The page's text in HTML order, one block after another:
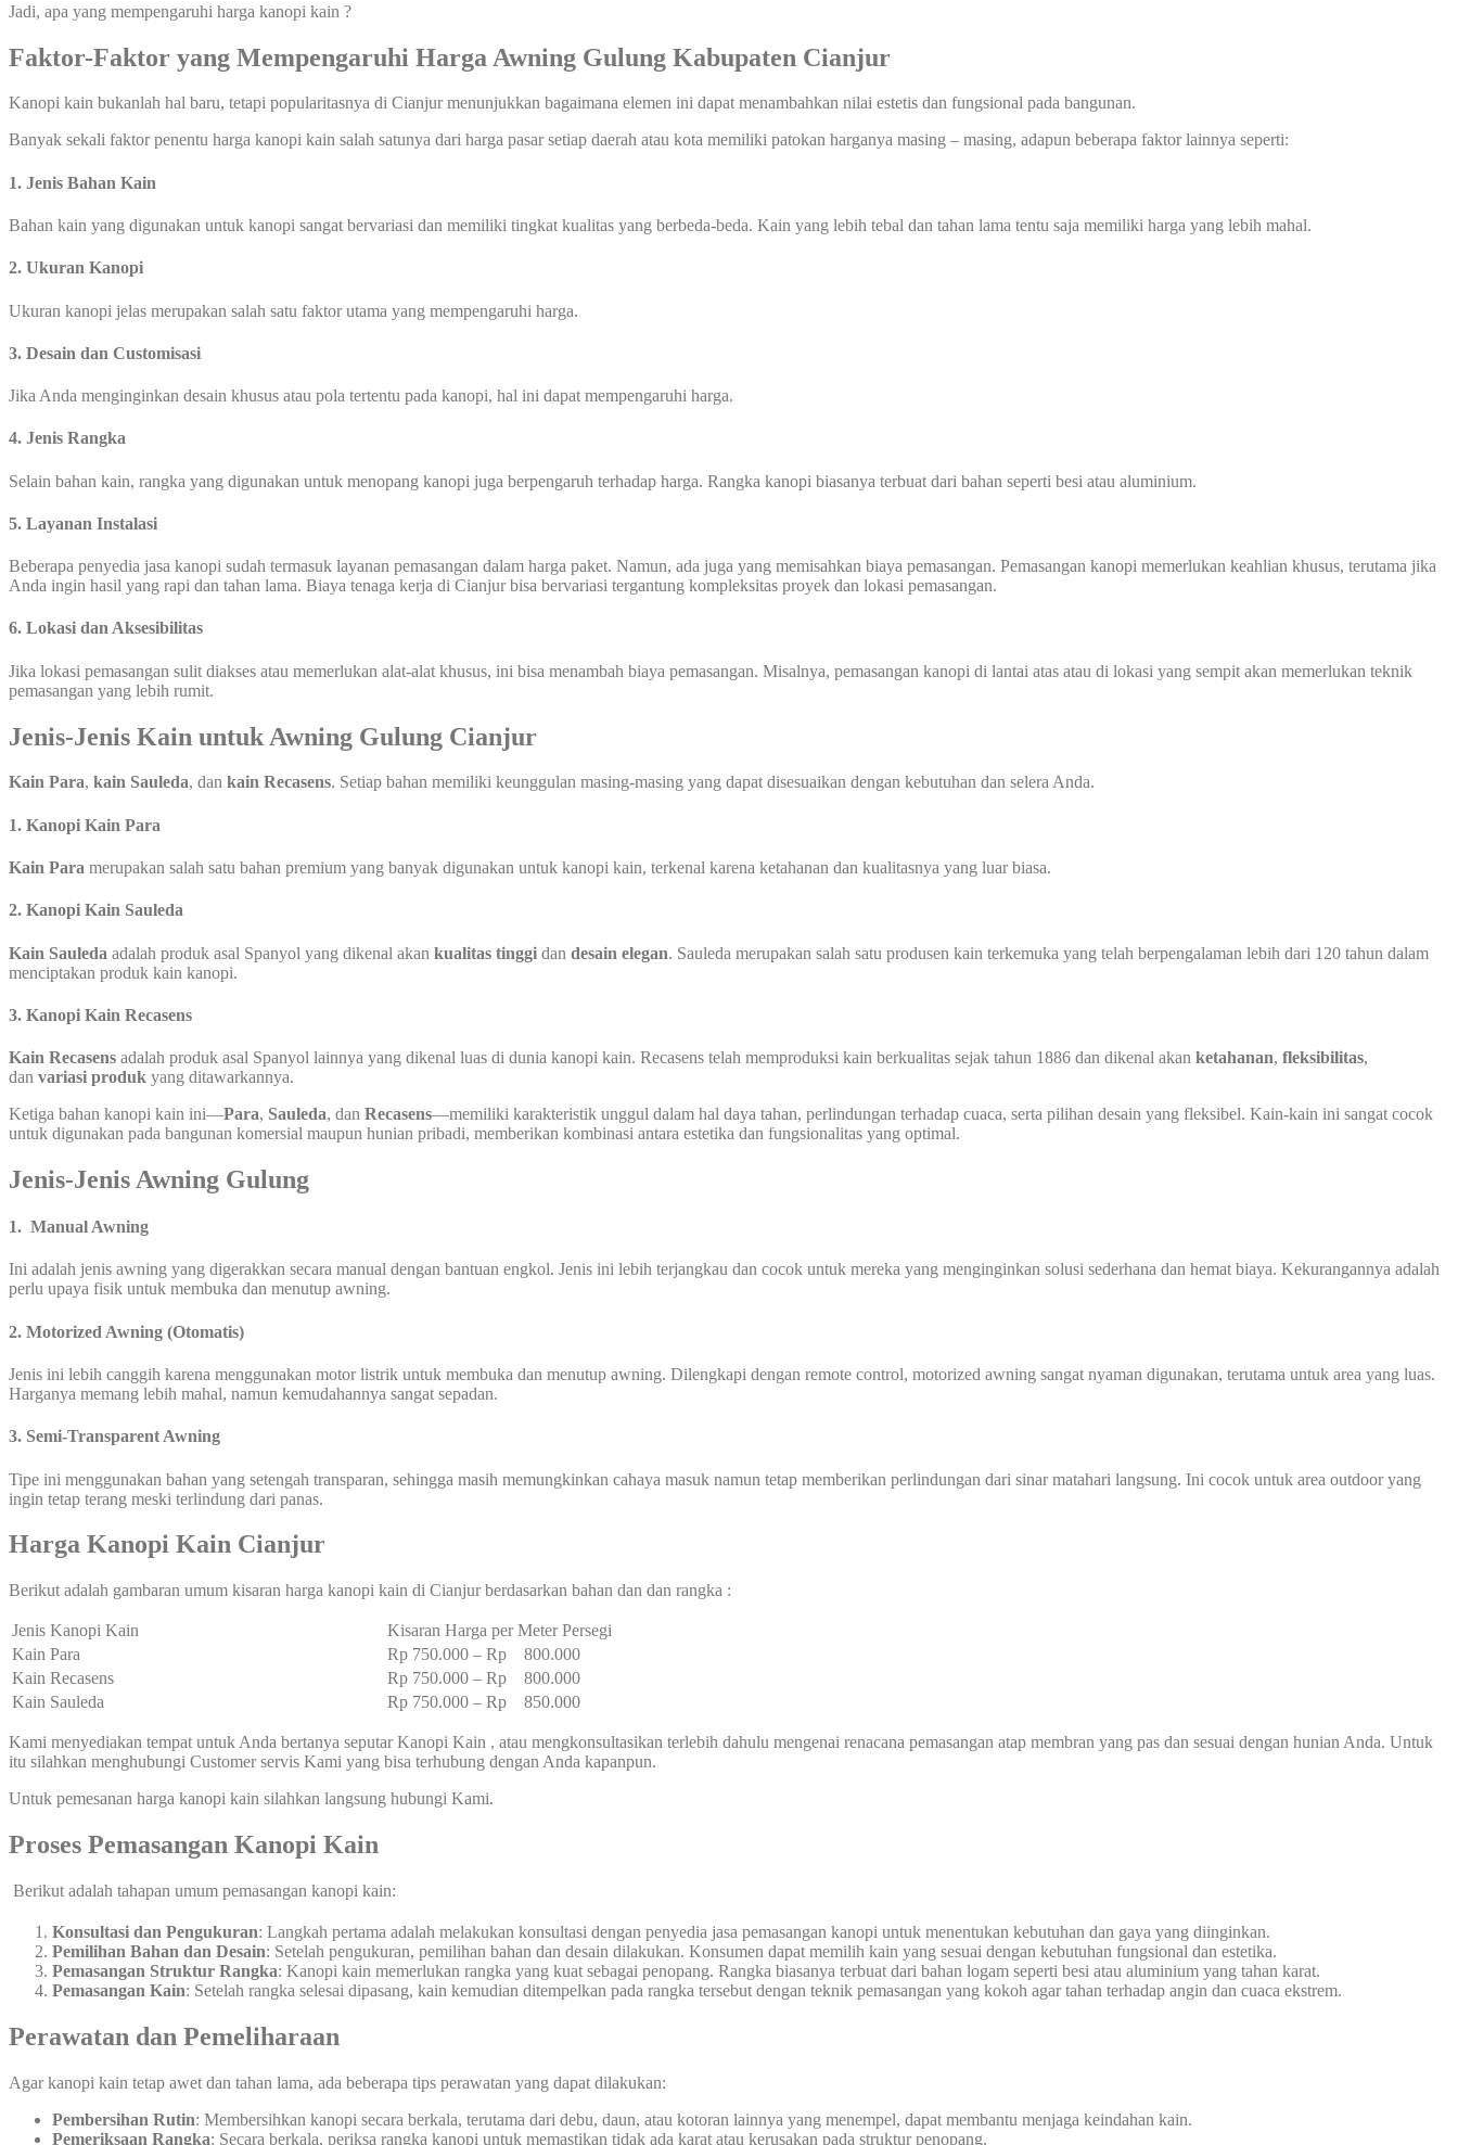
Jadi, apa yang mempengaruhi harga kanopi kain ?
Faktor-Faktor yang Mempengaruhi Harga Awning Gulung Kabupaten Cianjur
Kanopi kain bukanlah hal baru, tetapi popularitasnya di Cianjur menunjukkan bagaimana elemen ini dapat menambahkan nilai estetis dan fungsional pada bangunan.
Banyak sekali faktor penentu harga kanopi kain salah satunya dari harga pasar setiap daerah atau kota memiliki patokan harganya masing – masing, adapun beberapa faktor lainnya seperti:
1. Jenis Bahan Kain
Bahan kain yang digunakan untuk kanopi sangat bervariasi dan memiliki tingkat kualitas yang berbeda-beda. Kain yang lebih tebal dan tahan lama tentu saja memiliki harga yang lebih mahal.
2. Ukuran Kanopi
Ukuran kanopi jelas merupakan salah satu faktor utama yang mempengaruhi harga.
3. Desain dan Customisasi
Jika Anda menginginkan desain khusus atau pola tertentu pada kanopi, hal ini dapat mempengaruhi harga.
4. Jenis Rangka
Selain bahan kain, rangka yang digunakan untuk menopang kanopi juga berpengaruh terhadap harga. Rangka kanopi biasanya terbuat dari bahan seperti besi atau aluminium.
5. Layanan Instalasi
Beberapa penyedia jasa kanopi sudah termasuk layanan pemasangan dalam harga paket. Namun, ada juga yang memisahkan biaya pemasangan. Pemasangan kanopi memerlukan keahlian khusus, terutama jika
Anda ingin hasil yang rapi dan tahan lama. Biaya tenaga kerja di Cianjur bisa bervariasi tergantung kompleksitas proyek dan lokasi pemasangan.
6. Lokasi dan Aksesibilitas
Jika lokasi pemasangan sulit diakses atau memerlukan alat-alat khusus, ini bisa menambah biaya pemasangan. Misalnya, pemasangan kanopi di lantai atas atau di lokasi yang sempit akan memerlukan teknik
pemasangan yang lebih rumit.
Jenis-Jenis Kain untuk Awning Gulung Cianjur
Kain Para, kain Sauleda, dan kain Recasens. Setiap bahan memiliki keunggulan masing-masing yang dapat disesuaikan dengan kebutuhan dan selera Anda.
1. Kanopi Kain Para
Kain Para merupakan salah satu bahan premium yang banyak digunakan untuk kanopi kain, terkenal karena ketahanan dan kualitasnya yang luar biasa.
2. Kanopi Kain Sauleda
Kain Sauleda adalah produk asal Spanyol yang dikenal akan kualitas tinggi dan desain elegan. Sauleda merupakan salah satu produsen kain terkemuka yang telah berpengalaman lebih dari 120 tahun dalam
menciptakan produk kain kanopi.
3. Kanopi Kain Recasens
Kain Recasens adalah produk asal Spanyol lainnya yang dikenal luas di dunia kanopi kain. Recasens telah memproduksi kain berkualitas sejak tahun 1886 dan dikenal akan ketahanan, fleksibilitas,
dan variasi produk yang ditawarkannya.
Ketiga bahan kanopi kain ini—Para, Sauleda, dan Recasens—memiliki karakteristik unggul dalam hal daya tahan, perlindungan terhadap cuaca, serta pilihan desain yang fleksibel. Kain-kain ini sangat cocok
untuk digunakan pada bangunan komersial maupun hunian pribadi, memberikan kombinasi antara estetika dan fungsionalitas yang optimal.
Jenis-Jenis Awning Gulung
1. Manual Awning
Ini adalah jenis awning yang digerakkan secara manual dengan bantuan engkol. Jenis ini lebih terjangkau dan cocok untuk mereka yang menginginkan solusi sederhana dan hemat biaya. Kekurangannya adalah
perlu upaya fisik untuk membuka dan menutup awning.
2. Motorized Awning (Otomatis)
Jenis ini lebih canggih karena menggunakan motor listrik untuk membuka dan menutup awning. Dilengkapi dengan remote control, motorized awning sangat nyaman digunakan, terutama untuk area yang luas.
Harganya memang lebih mahal, namun kemudahannya sangat sepadan.
3. Semi-Transparent Awning
Tipe ini menggunakan bahan yang setengah transparan, sehingga masih memungkinkan cahaya masuk namun tetap memberikan perlindungan dari sinar matahari langsung. Ini cocok untuk area outdoor yang
ingin tetap terang meski terlindung dari panas.
Harga Kanopi Kain Cianjur
Berikut adalah gambaran umum kisaran harga kanopi kain di Cianjur berdasarkan bahan dan dan rangka :
Jenis Kanopi Kain
Kisaran Harga per Meter Persegi
Kain Para
Rp 750.000 – Rp 800.000
Kain Recasens
Rp 750.000 – Rp 800.000
Kain Sauleda
Rp 750.000 – Rp 850.000
Kami menyediakan tempat untuk Anda bertanya seputar Kanopi Kain , atau mengkonsultasikan terlebih dahulu mengenai renacana pemasangan atap membran yang pas dan sesuai dengan hunian Anda. Untuk
itu silahkan menghubungi Customer servis Kami yang bisa terhubung dengan Anda kapanpun.
Untuk pemesanan harga kanopi kain silahkan langsung hubungi Kami.
Proses Pemasangan Kanopi Kain
Berikut adalah tahapan umum pemasangan kanopi kain:
Konsultasi dan Pengukuran: Langkah pertama adalah melakukan konsultasi dengan penyedia jasa pemasangan kanopi untuk menentukan kebutuhan dan gaya yang diinginkan.
Pemilihan Bahan dan Desain: Setelah pengukuran, pemilihan bahan dan desain dilakukan. Konsumen dapat memilih kain yang sesuai dengan kebutuhan fungsional dan estetika.
Pemasangan Struktur Rangka: Kanopi kain memerlukan rangka yang kuat sebagai penopang. Rangka biasanya terbuat dari bahan logam seperti besi atau aluminium yang tahan karat.
Pemasangan Kain: Setelah rangka selesai dipasang, kain kemudian ditempelkan pada rangka tersebut dengan teknik pemasangan yang kokoh agar tahan terhadap angin dan cuaca ekstrem.
Perawatan dan Pemeliharaan
Agar kanopi kain tetap awet dan tahan lama, ada beberapa tips perawatan yang dapat dilakukan:
Pembersihan Rutin: Membersihkan kanopi secara berkala, terutama dari debu, daun, atau kotoran lainnya yang menempel, dapat membantu menjaga keindahan kain.
Pemeriksaan Rangka: Secara berkala, periksa rangka kanopi untuk memastikan tidak ada karat atau kerusakan pada struktur penopang.